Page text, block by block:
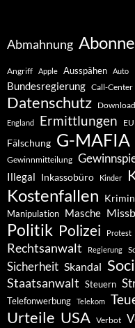
Abmahnung
Angriff Apple Ausspähen Auto
Bundesregierung Call-Center
Datenschutz Download
England Ermittlungen EU
Fälschung G-MAFIA
Gewinnmitteilung
Illegal Inkassobüro Kinder
Kostenfallen
Manipulation Masche
Politik Polizei Protest
Rechtsanwalt Regierung
Sicherheit Skandal
Staatsanwalt Steuern
Telefonwerbung Telekom
Urteile USA Verbot